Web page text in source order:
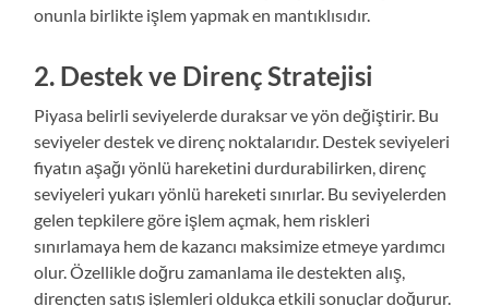
onunla birlikte işlem yapmak en mantıklısıdır.
2. Destek ve Direnç Stratejisi
Piyasa belirli seviyelerde duraksar ve yön değiştirir. Bu
seviyeler destek ve direnç noktalarıdır. Destek seviyeleri
fiyatın aşağı yönlü hareketini durdurabilirken, direnç
seviyeleri yukarı yönlü hareketi sınırlar. Bu seviyelerden
gelen tepkilere göre işlem açmak, hem riskleri
sınırlamaya hem de kazancı maksimize etmeye yardımcı
olur. Özellikle doğru zamanlama ile destekten alış,
dirençten satış işlemleri oldukça etkili sonuçlar doğurur.